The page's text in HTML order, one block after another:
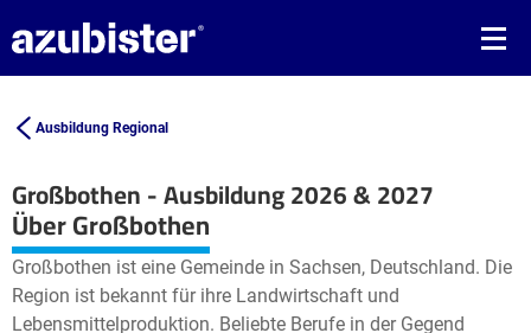
Ausbildung Regional
Großbothen - Ausbildung 2026 & 2027
+
−
Leaflet| ©OpenStreetMap2
Über Großbothen
Großbothen ist eine Gemeinde in Sachsen, Deutschland. Die
Region ist bekannt für ihre Landwirtschaft und
Lebensmittelproduktion. Beliebte Berufe in der Gegend